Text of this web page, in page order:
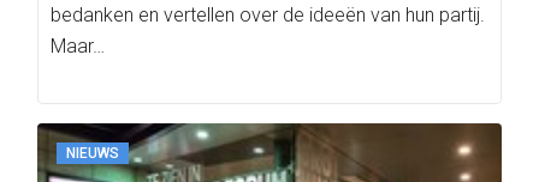
bedanken en vertellen over de ideeën van hun partij.
Maar…
NIEUWS